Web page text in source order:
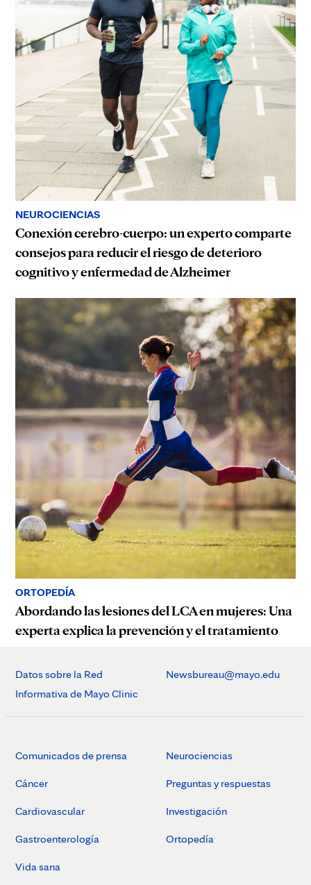
NEUROCIENCIAS
Conexión cerebro-cuerpo: un experto comparte
consejos para reducir el riesgo de deterioro
cognitivo y enfermedad de Alzheimer
ORTOPEDÍA
Abordando las lesiones del LCA en mujeres: Una
experta explica la prevención y el tratamiento
Datos sobre la Red
Informativa de Mayo Clinic
Newsbureau@mayo.edu
Comunicados de prensa
Cáncer
Cardiovascular
Gastroenterología
Vida sana
Neurociencias
Preguntas y respuestas
Investigación
Ortopedía